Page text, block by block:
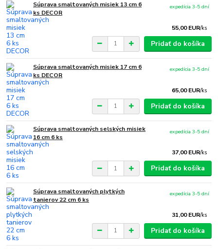
Súprava smaltovaných misiek 13 cm 6
ks DECOR
55,00 EUR/ks
expedícia 3-5 dní
Pridať do košíka
Súprava smaltovaných misiek 17 cm 6
ks DECOR
65,00 EUR/ks
expedícia 3-5 dní
Pridať do košíka
Súprava smaltovaných selských misiek
16 cm 6 ks
37,00 EUR/ks
expedícia 3-5 dní
Pridať do košíka
Súprava smaltovaných plytkých
tanierov 22 cm 6 ks
31,00 EUR/ks
expedícia 3-5 dní
Pridať do košíka